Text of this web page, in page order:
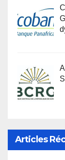
Articles